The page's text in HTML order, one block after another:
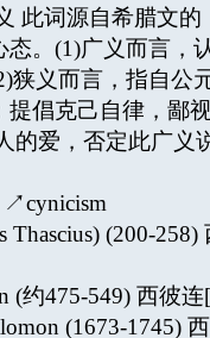
此词源自希腊文
态。(1)广义而言，
狭义而言，指自公
提倡克己自律，鄙
的爱，否定此广义
↗cynicism
Thascius) (200-
(约475-549) 西彼
(1673-1745)